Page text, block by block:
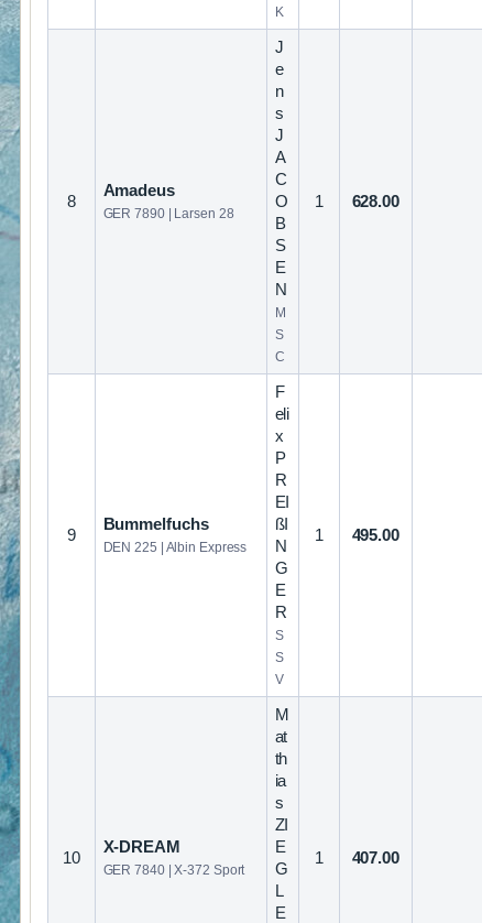
K
8
Amadeus
GER 7890 | Larsen 28
J
e
n
s
J
A
C
O
B
S
E
N
M
S
C
1 628.00
9
Bummelfuchs
DEN 225 | Albin Express
F
eli
x
P
R
EI
ßI
N
G
E
R
S
S
V
1 495.00
10
X-DREAM
GER 7840 | X-372 Sport
M
at
th
ia
s
ZI
E
G
L
E
1 407.00